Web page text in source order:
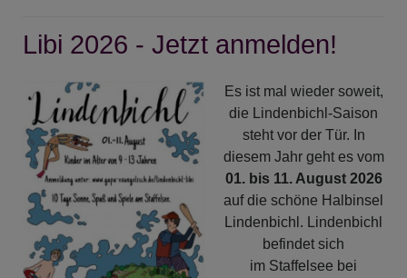
die
Libi 2026 - Jetzt anmelden!
Es ist mal wieder soweit,
die Lindenbichl-Saison
steht vor der Tür. In
diesem Jahr geht es vom
01. bis 11. August 2026
auf die schöne Halbinsel
Lindenbichl. Lindenbichl
befindet sich
im Staffelsee bei